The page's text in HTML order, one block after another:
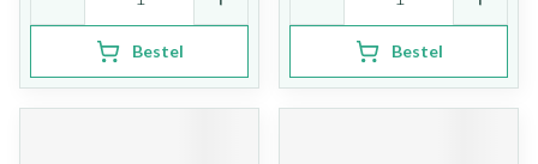
Bestel Bestel